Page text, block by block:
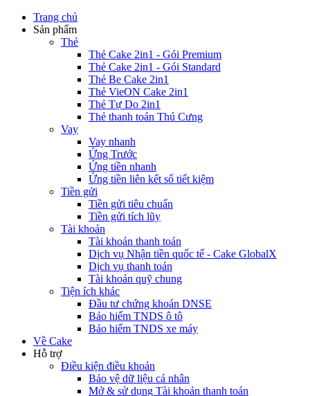
Trang chủ
Sản phẩm
Thẻ
Thẻ Cake 2in1 - Gói Premium
Thẻ Cake 2in1 - Gói Standard
Thẻ Be Cake 2in1
Thẻ VieON Cake 2in1
Thẻ Tự Do 2in1
Thẻ thanh toán Thú Cưng
Vay
Vay nhanh
Ứng Trước
Ứng tiền nhanh
Ứng tiền liên kết sổ tiết kiệm
Tiền gửi
Tiền gửi tiêu chuẩn
Tiền gửi tích lũy
Tài khoản
Tài khoản thanh toán
Dịch vụ Nhận tiền quốc tế - Cake GlobalX
Dịch vụ thanh toán
Tài khoản quỹ chung
Tiện ích khác
Đầu tư chứng khoán DNSE
Bảo hiểm TNDS ô tô
Bảo hiểm TNDS xe máy
Về Cake
Hỗ trợ
Điều kiện điều khoản
Bảo vệ dữ liệu cá nhân
Mở & sử dụng Tài khoản thanh toán